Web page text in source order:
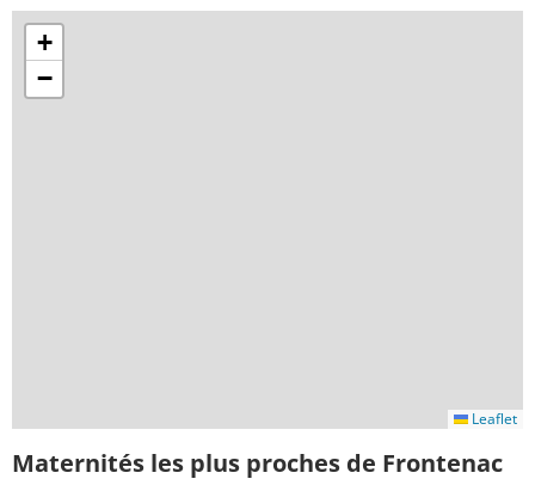
+
−
Leaflet
Maternités les plus proches de Frontenac